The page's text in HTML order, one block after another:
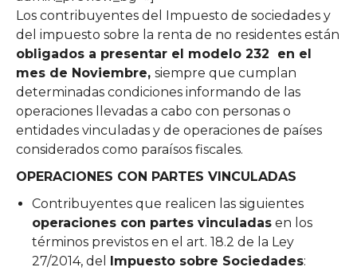
Los contribuyentes del Impuesto de sociedades y
del impuesto sobre la renta de no residentes están
obligados a presentar el modelo 232 en el
mes de Noviembre, siempre que cumplan
determinadas condiciones informando de las
operaciones llevadas a cabo con personas o
entidades vinculadas y de operaciones de países
considerados como paraísos fiscales.
OPERACIONES CON PARTES VINCULADAS
Contribuyentes que realicen las siguientes
operaciones con partes vinculadas en los
términos previstos en el art. 18.2 de la Ley
27/2014, del Impuesto sobre Sociedades: